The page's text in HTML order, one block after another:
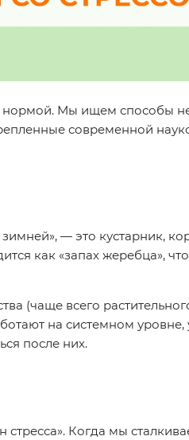
Мы ищем способы
современной
— это кустарник,
как «запах жеребца»,
(чаще всего
на системном
после них.
стресса». Когда мы